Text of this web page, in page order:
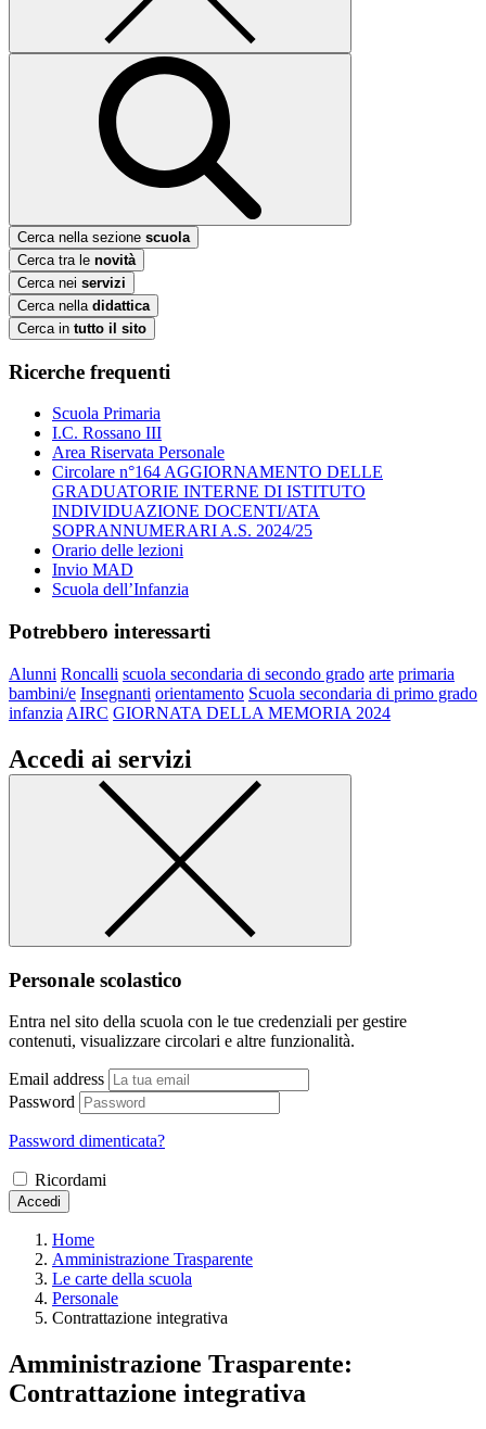
Cerca nella sezione scuola
Cerca tra le novità
Cerca nei servizi
Cerca nella didattica
Cerca in tutto il sito
Ricerche frequenti
Scuola Primaria
I.C. Rossano III
Area Riservata Personale
Circolare n°164 AGGIORNAMENTO DELLE
GRADUATORIE INTERNE DI ISTITUTO
INDIVIDUAZIONE DOCENTI/ATA
SOPRANNUMERARI A.S. 2024/25
Orario delle lezioni
Invio MAD
Scuola dell’Infanzia
Potrebbero interessarti
Alunni Roncalli scuola secondaria di secondo grado arte primaria
bambini/e Insegnanti orientamento Scuola secondaria di primo grado
infanzia AIRC GIORNATA DELLA MEMORIA 2024
Accedi ai servizi
Personale scolastico
Entra nel sito della scuola con le tue credenziali per gestire
contenuti, visualizzare circolari e altre funzionalità.
Email address
Password
Password dimenticata?
Ricordami
Accedi
Home
Amministrazione Trasparente
Le carte della scuola
Personale
Contrattazione integrativa
Amministrazione Trasparente:
Contrattazione integrativa